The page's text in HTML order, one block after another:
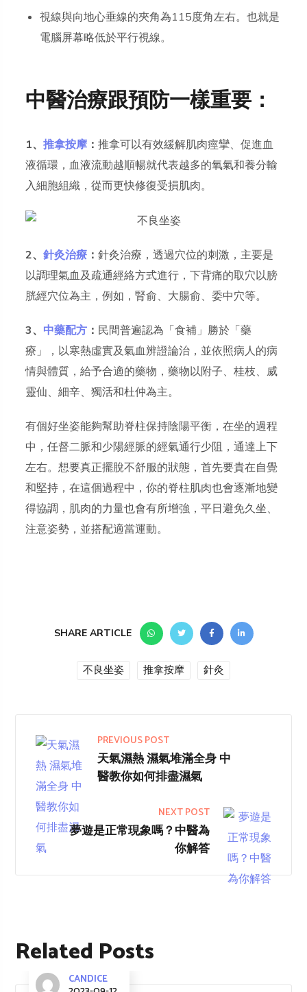
視線與向地心垂線的夾角為115度角左右。也就是
電腦屏幕略低於平行視線。
中醫治療跟預防一樣重要：
1、推拿按摩 ：推拿可以有效緩解肌肉痙攣、促進血
液循環，血液流動越順暢就代表越多的氧氣和養分輸
入細胞組織，從而更快修復受損肌肉。
2、針灸治療 ：針灸治療，透過穴位的刺激，主要是
以調理氣血及疏通經絡方式進行，下背痛的取穴以膀
胱經穴位為主，例如，腎俞、大腸俞、委中穴等。
3、 中藥配方 ： 民間普遍認為「食補」勝於「藥
療」，以寒熱虛實及氣血辨證論治，並依照病人的病
情與體質，給予合適的藥物，藥物以附子、桂枝、威
靈仙、細辛、獨活和杜仲為主。
有個好坐姿能夠幫助脊柱保持陰陽平衡，在坐的過程
中，任督二脈和少陽經脈的經氣通行少阻，通達上下
左右。想要真正擺脫不舒服的狀態，首先要貴在自覺
和堅持，在這個過程中，你的脊柱肌肉也會逐漸地變
得協調，肌肉的力量也會有所增強，平日避免久坐、
注意姿勢，並搭配適當運動。
SHARE ARTICLE
不良坐姿 推拿按摩 針灸
PREVIOUS POST
天氣濕熱 濕氣堆滿全身 中
醫教你如何排盡濕氣
NEXT POST
夢遊是正常現象嗎？中醫為
你解答
Related Posts
CANDICE